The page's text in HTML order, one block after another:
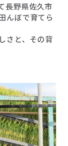
長野県佐久市
んぼで育てら
さと、その背